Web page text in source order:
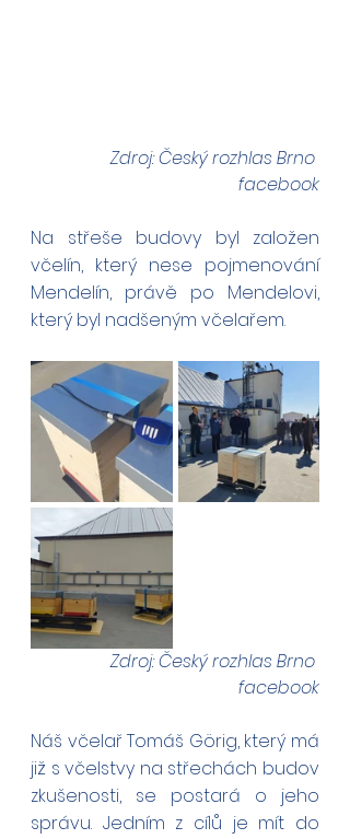
Zdroj: Český rozhlas Brno
facebook
Na střeše budovy byl založen
včelín, který nese pojmenování
Mendelín, právě po Mendelovi,
který byl nadšeným včelařem.
Zdroj: Český rozhlas Brno
facebook
Náš včelař Tomáš Görig, který má
již s včelstvy na střechách budov
zkušenosti, se postará o jeho
správu. Jedním z cílů je mít do